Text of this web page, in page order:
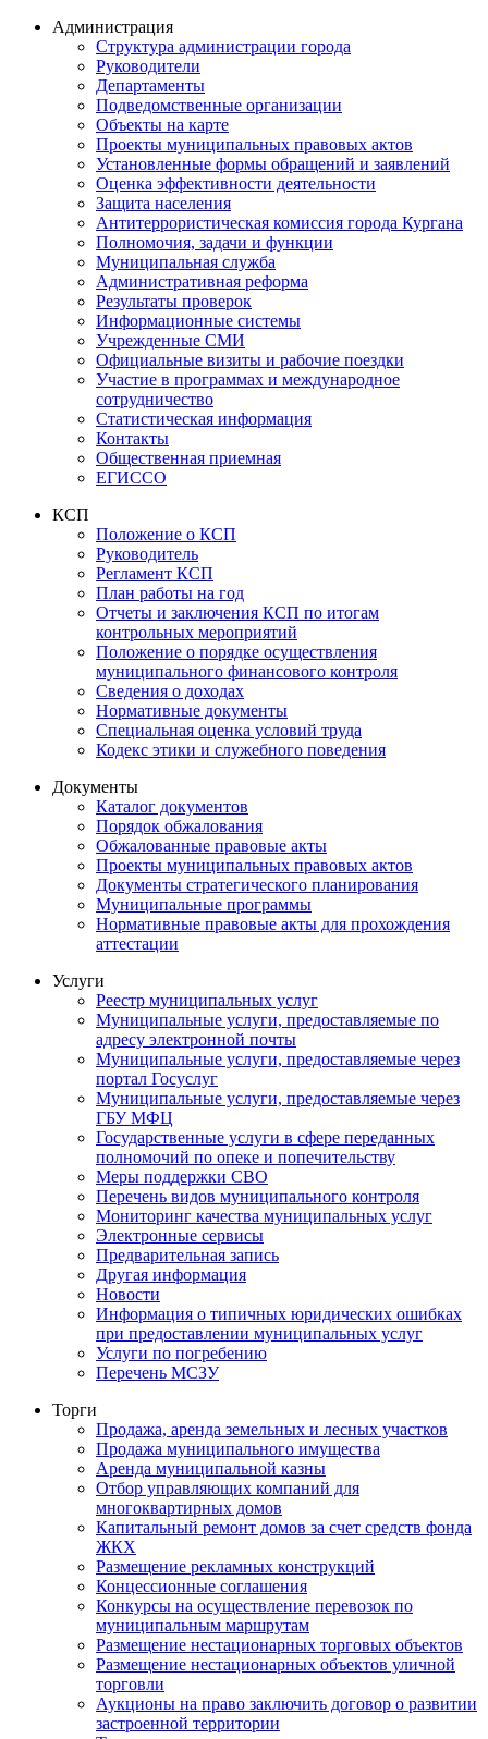
Администрация
Структура администрации города
Руководители
Департаменты
Подведомственные организации
Объекты на карте
Проекты муниципальных правовых актов
Установленные формы обращений и заявлений
Оценка эффективности деятельности
Защита населения
Антитеррористическая комиссия города Кургана
Полномочия, задачи и функции
Муниципальная служба
Административная реформа
Результаты проверок
Информационные системы
Учрежденные СМИ
Официальные визиты и рабочие поездки
Участие в программах и международное
сотрудничество
Статистическая информация
Контакты
Общественная приемная
ЕГИССО
КСП
Положение о КСП
Руководитель
Регламент КСП
План работы на год
Отчеты и заключения КСП по итогам
контрольных мероприятий
Положение о порядке осуществления
муниципального финансового контроля
Сведения о доходах
Нормативные документы
Специальная оценка условий труда
Кодекс этики и служебного поведения
Документы
Каталог документов
Порядок обжалования
Обжалованные правовые акты
Проекты муниципальных правовых актов
Документы стратегического планирования
Муниципальные программы
Нормативные правовые акты для прохождения
аттестации
Услуги
Реестр муниципальных услуг
Муниципальные услуги, предоставляемые по
адресу электронной почты
Муниципальные услуги, предоставляемые через
портал Госуслуг
Муниципальные услуги, предоставляемые через
ГБУ МФЦ
Государственные услуги в сфере переданных
полномочий по опеке и попечительству
Меры поддержки СВО
Перечень видов муниципального контроля
Мониторинг качества муниципальных услуг
Электронные сервисы
Предварительная запись
Другая информация
Новости
Информация о типичных юридических ошибках
при предоставлении муниципальных услуг
Услуги по погребению
Перечень МСЗУ
Торги
Продажа, аренда земельных и лесных участков
Продажа муниципального имущества
Аренда муниципальной казны
Отбор управляющих компаний для
многоквартирных домов
Капитальный ремонт домов за счет средств фонда
ЖКХ
Размещение рекламных конструкций
Концессионные соглашения
Конкурсы на осуществление перевозок по
муниципальным маршрутам
Размещение нестационарных торговых объектов
Размещение нестационарных объектов уличной
торговли
Аукционы на право заключить договор о развитии
застроенной территории